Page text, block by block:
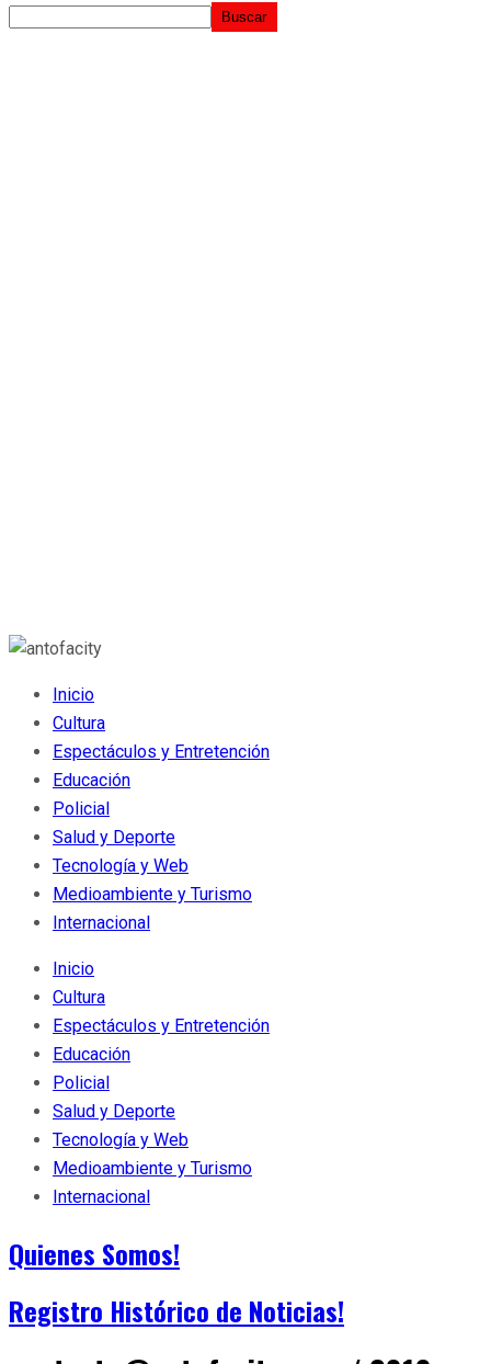
Buscar
Inicio
Cultura
Espectáculos y Entretención
Educación
Policial
Salud y Deporte
Tecnología y Web
Medioambiente y Turismo
Internacional
Inicio
Cultura
Espectáculos y Entretención
Educación
Policial
Salud y Deporte
Tecnología y Web
Medioambiente y Turismo
Internacional
Quienes Somos!
Registro Histórico de Noticias!